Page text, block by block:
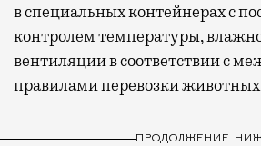
в специальных контейнерах с
контролем температуры,
вентиляции в соответствии с
правилами перевозки
ПРОДОЛЖЕНИЕ